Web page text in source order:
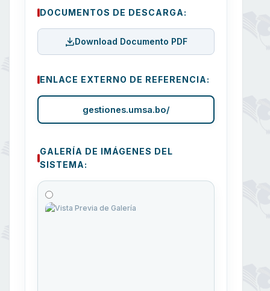
DOCUMENTOS DE DESCARGA:
Download Documento PDF
ENLACE EXTERNO DE REFERENCIA:
gestiones.umsa.bo/
GALERÍA DE IMÁGENES DEL
SISTEMA: